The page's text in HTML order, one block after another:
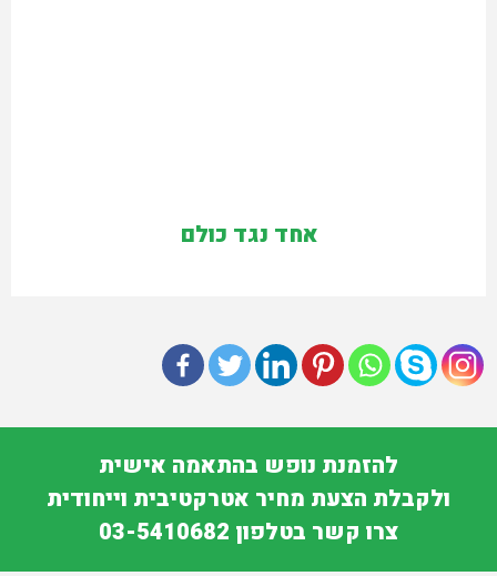
אחד נגד כולם
להזמנת נופש בהתאמה אישית
ולקבלת הצעת מחיר אטרקטיבית וייחודית
צרו קשר בטלפון 03-5410682